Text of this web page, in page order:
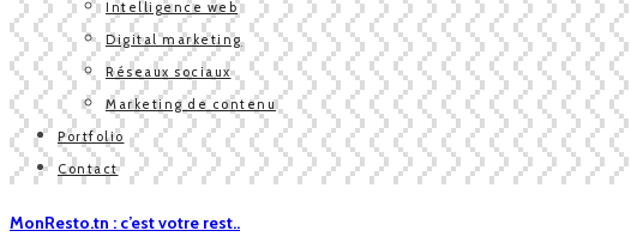
Intelligence web
Digital marketing
Réseaux sociaux
Marketing de contenu
Portfolio
Contact
MonResto.tn : c’est votre rest..